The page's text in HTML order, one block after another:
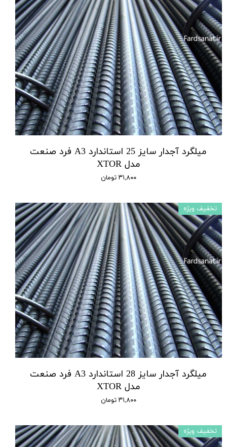
میلگرد آجدار سایز 25 استاندارد A3 فرد صنعت
مدل XTOR
۳۱,۸۰۰ تومان
میلگرد آجدار سایز 28 استاندارد A3 فرد صنعت
مدل XTOR
۳۱,۸۰۰ تومان
تخفیف ویژه
تخفیف ویژه